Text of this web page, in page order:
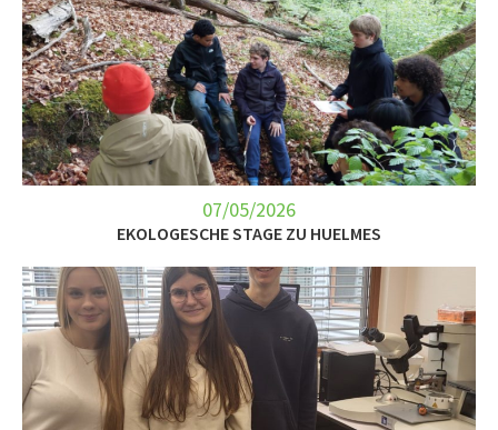
SERVICES
APPRENTISSAGE
APPLIS
07/05/2026
EKOLOGESCHE STAGE ZU HUELMES